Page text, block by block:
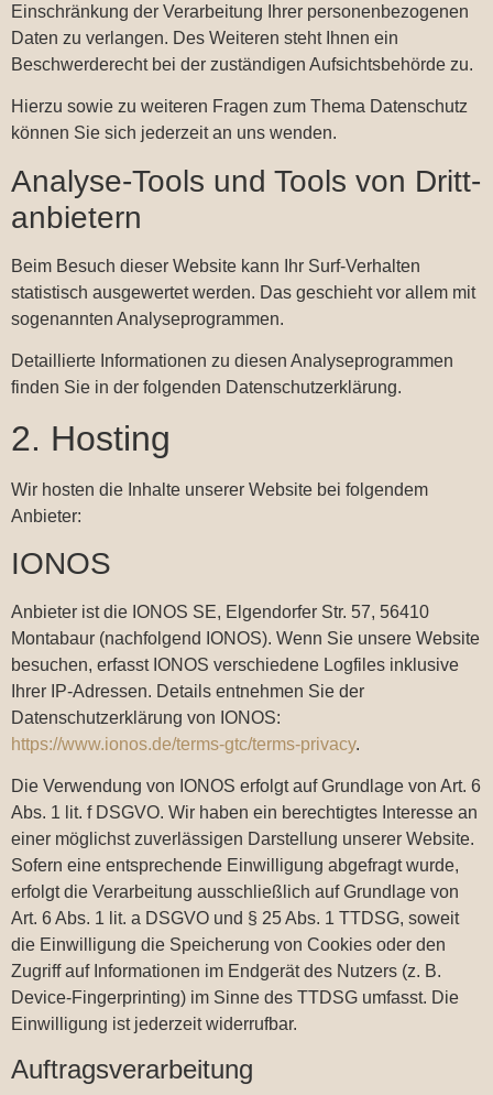
Einschränkung der Verarbeitung Ihrer personenbezogenen
Daten zu verlangen. Des Weiteren steht Ihnen ein
Beschwerderecht bei der zuständigen Aufsichtsbehörde zu.
Hierzu sowie zu weiteren Fragen zum Thema Datenschutz
können Sie sich jederzeit an uns wenden.
Analyse-Tools und Tools von Dritt­
anbietern
Beim Besuch dieser Website kann Ihr Surf-Verhalten
statistisch ausgewertet werden. Das geschieht vor allem mit
sogenannten Analyseprogrammen.
Detaillierte Informationen zu diesen Analyseprogrammen
finden Sie in der folgenden Datenschutzerklärung.
2. Hosting
Wir hosten die Inhalte unserer Website bei folgendem
Anbieter:
IONOS
Anbieter ist die IONOS SE, Elgendorfer Str. 57, 56410
Montabaur (nachfolgend IONOS). Wenn Sie unsere Website
besuchen, erfasst IONOS verschiedene Logfiles inklusive
Ihrer IP-Adressen. Details entnehmen Sie der
Datenschutzerklärung von IONOS:
https://www.ionos.de/terms-gtc/terms-privacy.
Die Verwendung von IONOS erfolgt auf Grundlage von Art. 6
Abs. 1 lit. f DSGVO. Wir haben ein berechtigtes Interesse an
einer möglichst zuverlässigen Darstellung unserer Website.
Sofern eine entsprechende Einwilligung abgefragt wurde,
erfolgt die Verarbeitung ausschließlich auf Grundlage von
Art. 6 Abs. 1 lit. a DSGVO und § 25 Abs. 1 TTDSG, soweit
die Einwilligung die Speicherung von Cookies oder den
Zugriff auf Informationen im Endgerät des Nutzers (z. B.
Device-Fingerprinting) im Sinne des TTDSG umfasst. Die
Einwilligung ist jederzeit widerrufbar.
Auftragsverarbeitung